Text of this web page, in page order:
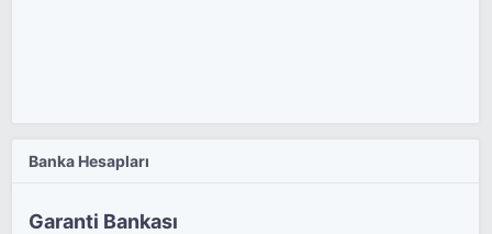
Banka Hesapları
Garanti Bankası